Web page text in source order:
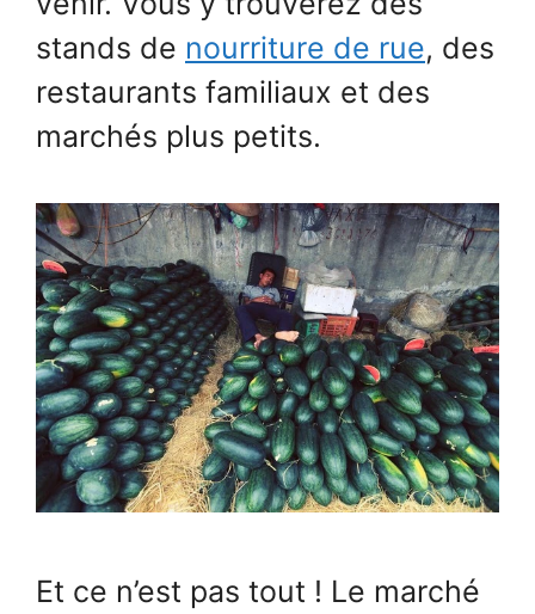
stands de nourriture de rue, des
restaurants familiaux et des
marchés plus petits.
Et ce n’est pas tout ! Le marché